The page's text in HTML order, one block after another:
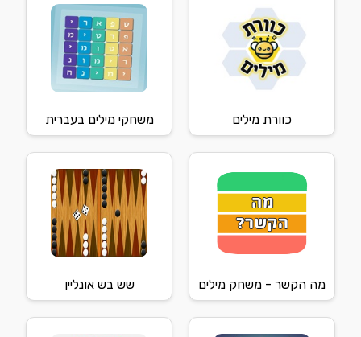
כוורת מילים משחקי מילים בעברית
מה הקשר - משחק מילים שש בש אונליין